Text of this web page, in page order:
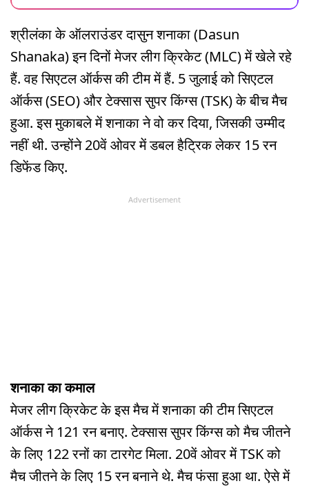
श्रीलंका के ऑलराउंडर दासुन शनाका (Dasun
Shanaka) इन दिनों मेजर लीग क्रिकेट (MLC) में खेले रहे
हैं. वह सिएटल ऑर्कस की टीम में हैं. 5 जुलाई को सिएटल
ऑर्कस (SEO) और टेक्सास सुपर किंग्स (TSK) के बीच मैच
हुआ. इस मुकाबले में शनाका ने वो कर दिया, जिसकी उम्मीद
नहीं थी. उन्होंने 20वें ओवर में डबल हैट्रिक लेकर 15 रन
डिफेंड किए.
Advertisement
शनाका का कमाल
मेजर लीग क्रिकेट के इस मैच में शनाका की टीम सिएटल
ऑर्कस ने 121 रन बनाए. टेक्सास सुपर किंग्स को मैच जीतने
के लिए 122 रनों का टारगेट मिला. 20वें ओवर में TSK को
मैच जीतने के लिए 15 रन बनाने थे. मैच फंसा हुआ था. ऐसे में